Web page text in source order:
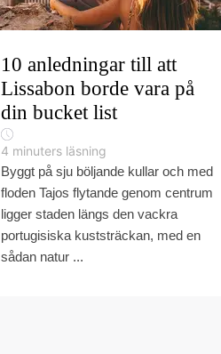
10 anledningar till att
Lissabon borde vara på
din bucket list
4 minuters läsning
Byggt på sju böljande kullar och med
floden Tajos flytande genom centrum
ligger staden längs den vackra
portugisiska kuststräckan, med en
sådan natur ...